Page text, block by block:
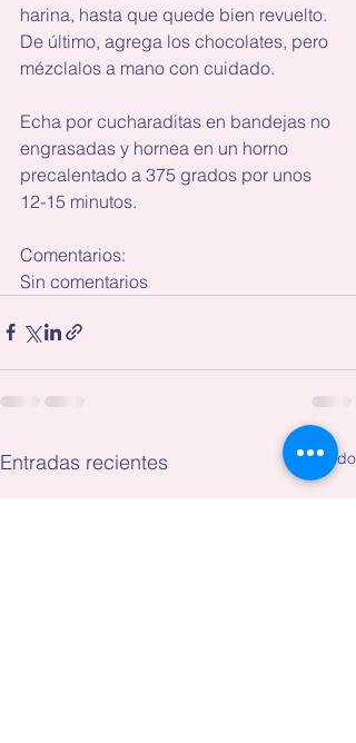
harina, hasta que quede bien revuelto.
De último, agrega los chocolates, pero
mézclalos a mano con cuidado.
Echa por cucharaditas en bandejas no
engrasadas y hornea en un horno
precalentado a 375 grados por unos
12-15 minutos.
Comentarios:
Sin comentarios
Entradas recientes Ver todo